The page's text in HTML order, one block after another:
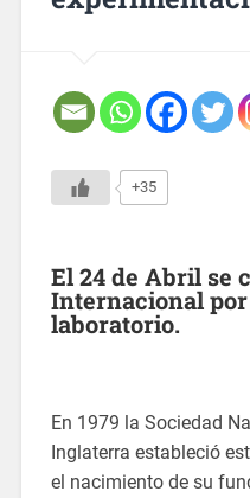
+35
El24 de Abril se
Internacional
laboratorio.
En 1979 la Sociedad
Inglaterra estableció
el nacimiento de su